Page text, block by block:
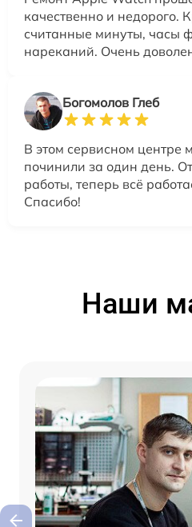
качественно и недорого.
считанные минуты, часы
нареканий. Очень
Богомолов Глеб
В этом сервисном центре
починили за один день.
работы, теперь всё
Спасибо!
Наши